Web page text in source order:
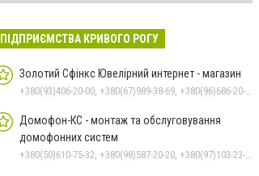
ПІДПРИЄМСТВА КРИВОГО РОГУ
Золотий Сфінкс Ювелірний интернет - магазин
Домофон-КС - монтаж та обслуговування
домофонних систем